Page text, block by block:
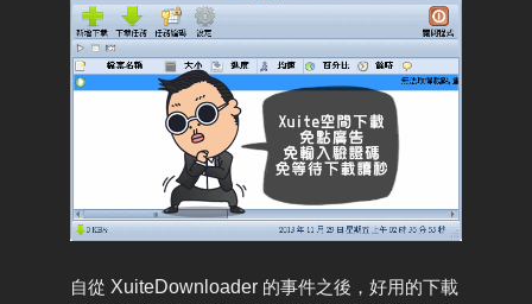
自從 XuiteDownloader 的事件之後，好用的下載